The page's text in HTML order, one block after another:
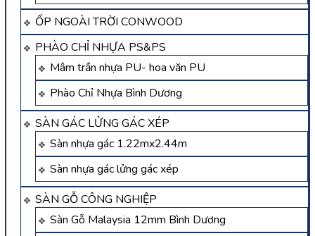
ỐP NGOÀI TRỜI CONWOOD
PHÀO CHỈ NHỰA PS&PS
Mâm trần nhựa PU- hoa văn PU
Phào Chỉ Nhựa Bình Dương
SÀN GÁC LỬNG GÁC XÉP
Sàn nhựa gác 1.22mx2.44m
Sàn nhựa gác lửng gác xép
SÀN GỖ CÔNG NGHIỆP
Sàn Gỗ Malaysia 12mm Bình Dương